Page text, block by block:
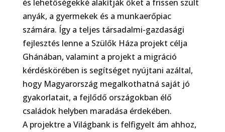
és lehetőségekké alakítják őket a frissen szült
anyák, a gyermekek és a munkaerőpiac
számára. Így a teljes társadalmi-gazdasági
fejlesztés lenne a Szülők Háza projekt célja
Ghánában, valamint a projekt a migráció
kérdéskörében is segítséget nyújtani azáltal,
hogy Magyarország megalkothatná saját jó
gyakorlatait, a fejlődő országokban élő
családok helyben maradása érdekében.
A projektre a Világbank is felfigyelt ám ahhoz,